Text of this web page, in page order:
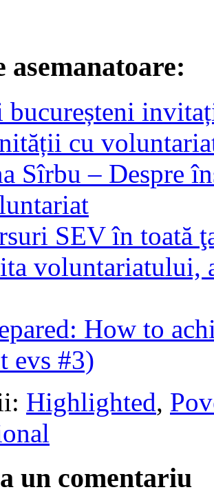
cu
Sîrbu – Despre
SEV în toată
voluntariatului,
How to
evs #3)
Highlighted,
un comentariu